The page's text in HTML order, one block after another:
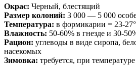
Окрас: Черный, блестящий
Размер колоний: 3 000 — 5 000
Температура: в формикарии = 23-
Влажность: 50-60% в гнезде и 30-
Рацион: углеводы в виде сиропа,
насекомых
Зимовка: требуется, при